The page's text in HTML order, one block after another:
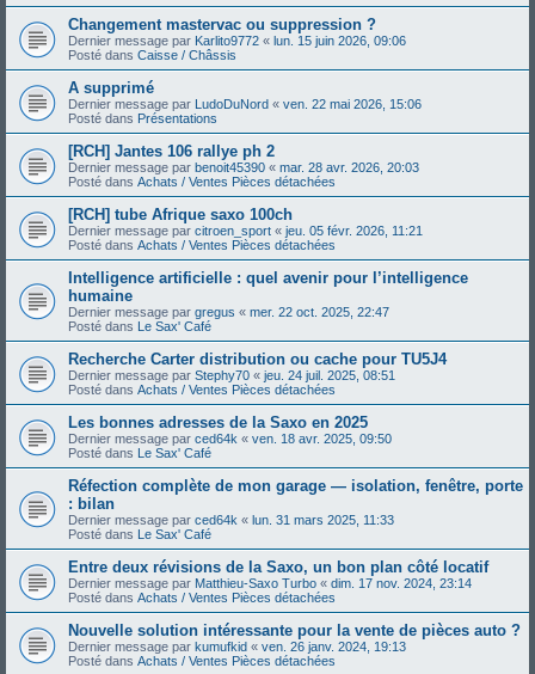
Changement mastervac ou suppression ?
Dernier message par Karlito9772 « lun. 15 juin 2026, 09:06
Posté dans Caisse / Châssis
A supprimé
Dernier message par LudoDuNord « ven. 22 mai 2026, 15:06
Posté dans Présentations
[RCH] Jantes 106 rallye ph 2
Dernier message par benoit45390 « mar. 28 avr. 2026, 20:03
Posté dans Achats / Ventes Pièces détachées
[RCH] tube Afrique saxo 100ch
Dernier message par citroen_sport « jeu. 05 févr. 2026, 11:21
Posté dans Achats / Ventes Pièces détachées
Intelligence artificielle : quel avenir pour l’intelligence
humaine
Dernier message par gregus « mer. 22 oct. 2025, 22:47
Posté dans Le Sax' Café
Recherche Carter distribution ou cache pour TU5J4
Dernier message par Stephy70 « jeu. 24 juil. 2025, 08:51
Posté dans Achats / Ventes Pièces détachées
Les bonnes adresses de la Saxo en 2025
Dernier message par ced64k « ven. 18 avr. 2025, 09:50
Posté dans Le Sax' Café
Réfection complète de mon garage — isolation, fenêtre, porte
: bilan
Dernier message par ced64k « lun. 31 mars 2025, 11:33
Posté dans Le Sax' Café
Entre deux révisions de la Saxo, un bon plan côté locatif
Dernier message par Matthieu-Saxo Turbo « dim. 17 nov. 2024, 23:14
Posté dans Achats / Ventes Pièces détachées
Nouvelle solution intéressante pour la vente de pièces auto ?
Dernier message par kumufkid « ven. 26 janv. 2024, 19:13
Posté dans Achats / Ventes Pièces détachées